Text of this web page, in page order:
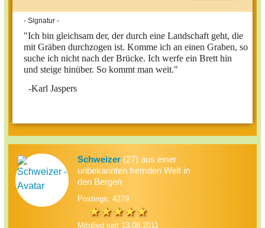
- Signatur -
"Ich bin gleichsam der, der durch eine Landschaft geht, die
mit Gräben durchzogen ist. Komme ich an einen Graben, so
suche ich nicht nach der Brücke. Ich werfe ein Brett hin
und steige hinüber. So kommt man weit."
-Karl Jaspers
Schweizer (27) aus einer
unbekannten fremden Welt in
den Bergen
Postings: 4279
Mitglied seit 13.08.2011